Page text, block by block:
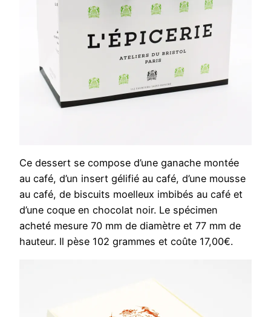
Ce dessert se compose d’une ganache montée
au café, d’un insert gélifié au café, d’une mousse
au café, de biscuits moelleux imbibés au café et
d’une coque en chocolat noir. Le spécimen
acheté mesure 70 mm de diamètre et 77 mm de
hauteur. Il pèse 102 grammes et coûte 17,00€.